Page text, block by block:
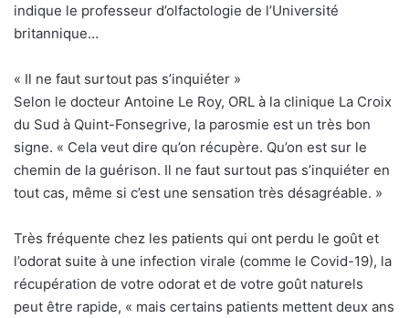
indique le professeur d’olfactologie de l’Université
britannique…
« Il ne faut surtout pas s’inquiéter »
Selon le docteur Antoine Le Roy, ORL à la clinique La Croix
du Sud à Quint-Fonsegrive, la parosmie est un très bon
signe. « Cela veut dire qu’on récupère. Qu’on est sur le
chemin de la guérison. Il ne faut surtout pas s’inquiéter en
tout cas, même si c’est une sensation très désagréable. »
Très fréquente chez les patients qui ont perdu le goût et
l’odorat suite à une infection virale (comme le Covid-19), la
récupération de votre odorat et de votre goût naturels
peut être rapide, « mais certains patients mettent deux ans